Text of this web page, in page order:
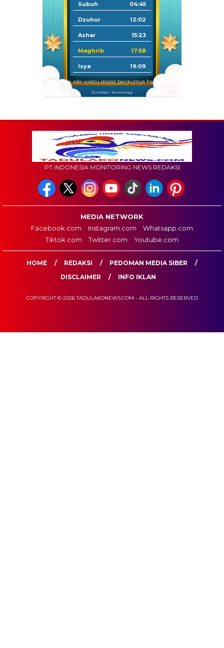
Subuh 04:45
Dzuhur 12:02
Ashar 15:23
Maghrib 17:58
Isya 19:09
Tidak ada waktu sholat berikutnya hari ini.
Sumber: Kemenag
PT INDONESIA MONITORING NEWS REDAKSI
MEDIA NETWORK
Facebook.com
Instagram.com
Whatsapp.com
Tiktok.com
Twitter.com Youtube.com
HOME REDAKSI
PEDOMAN MEDIA SIBER
DISCLAIMER
INFO IKLAN
COPYRIGHT © 2026 TADULAKONEWS.COM - ALL RIGHTS RESERVED